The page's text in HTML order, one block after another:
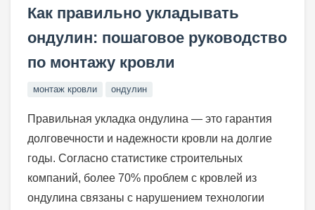
Как правильно укладывать
ондулин: пошаговое руководство
по монтажу кровли
монтаж кровли ондулин
Правильная укладка ондулина — это гарантия
долговечности и надежности кровли на долгие
годы. Согласно статистике строительных
компаний, более 70% проблем с кровлей из
ондулина связаны с нарушением технологии